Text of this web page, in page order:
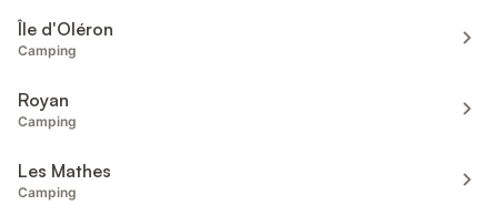
Île d'Oléron
Camping
Royan
Camping
Les Mathes
Camping